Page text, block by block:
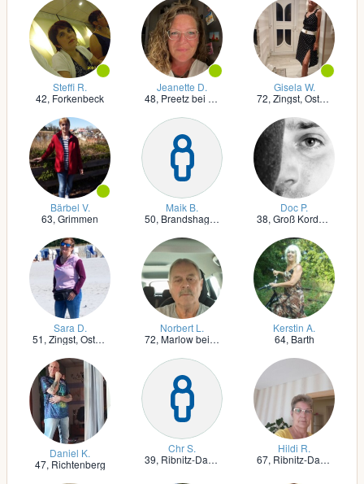
Steffi R.
42, Forkenbeck
Jeanette D.
48, Preetz bei Stralsund
Gisela W.
72, Zingst, Ostseebad
Bärbel V.
63, Grimmen
Maik B.
50, Brandshagen
Doc P.
38, Groß Kordshagen
Sara D.
51, Zingst, Ostseebad
Norbert L.
72, Marlow bei Ribnitz-Damgarten
Kerstin A.
64, Barth
Daniel K.
47, Richtenberg
Chr S.
39, Ribnitz-Damgarten
Hildi R.
67, Ribnitz-Damgarten